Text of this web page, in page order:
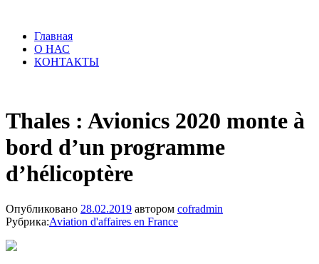
Главная
О НАС
КОНТАКТЫ
Thales : Avionics 2020 monte à
bord d’un programme
d’hélicoptère
Опубликовано 28.02.2019 автором cofradmin
Рубрика:Aviation d'affaires en France